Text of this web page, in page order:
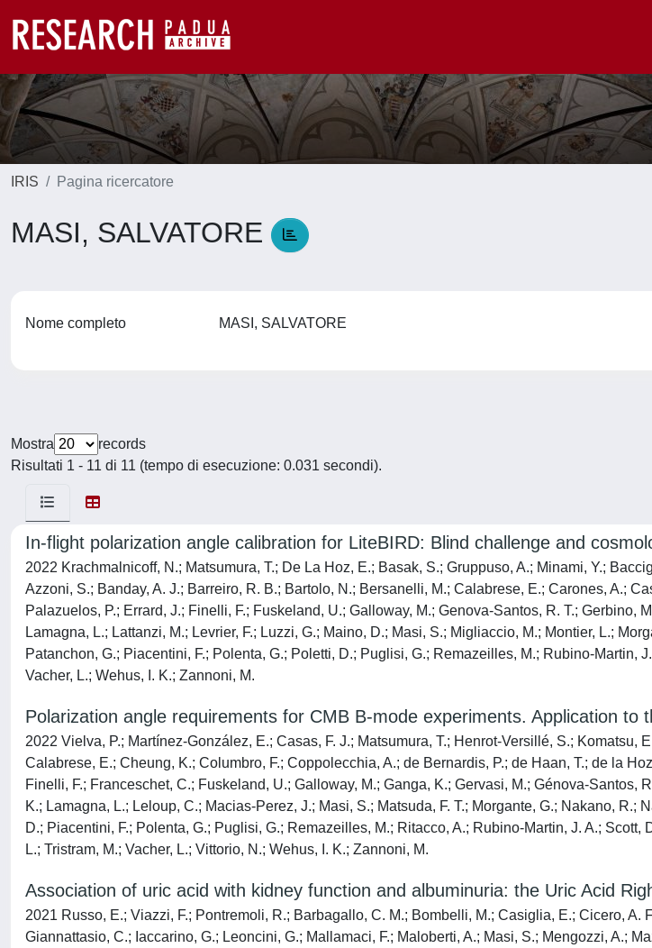
IRIS Pagina ricercatore
MASI, SALVATORE
Nome completo MASI, SALVATORE
Mostra
records
Risultati 1 - 11 di 11 (tempo di esecuzione: 0.031 secondi).
In-flight polarization angle calibration for LiteBIRD: Blind challenge and
2022 Krachmalnicoff, N.; Matsumura, T.; De La Hoz, E.; Basak, S.; Gruppuso, A.; Minami, Y.;
Azzoni, S.; Banday, A. J.; Barreiro, R. B.; Bartolo, N.; Bersanelli, M.; Calabrese, E.; Carones, A.;
Palazuelos, P.; Errard, J.; Finelli, F.; Fuskeland, U.; Galloway, M.; Genova-Santos, R. T.; Gerbino,
Lamagna, L.; Lattanzi, M.; Levrier, F.; Luzzi, G.; Maino, D.; Masi, S.; Migliaccio, M.; Montier, L.;
Patanchon, G.; Piacentini, F.; Polenta, G.; Poletti, D.; Puglisi, G.; Remazeilles, M.; Rubino-Martin,
Vacher, L.; Wehus, I. K.; Zannoni, M.
Polarization angle requirements for CMB B-mode experiments. Application to
2022 Vielva, P.; Martínez-González, E.; Casas, F. J.; Matsumura, T.; Henrot-Versillé, S.;
Calabrese, E.; Cheung, K.; Columbro, F.; Coppolecchia, A.; de Bernardis, P.; de Haan, T.; de la
Finelli, F.; Franceschet, C.; Fuskeland, U.; Galloway, M.; Ganga, K.; Gervasi, M.; Génova-Santos,
K.; Lamagna, L.; Leloup, C.; Macias-Perez, J.; Masi, S.; Matsuda, F. T.; Morgante, G.; Nakano,
D.; Piacentini, F.; Polenta, G.; Puglisi, G.; Remazeilles, M.; Ritacco, A.; Rubino-Martin, J. A.;
L.; Tristram, M.; Vacher, L.; Vittorio, N.; Wehus, I. K.; Zannoni, M.
Association of uric acid with kidney function and albuminuria: the Uric Acid
2021 Russo, E.; Viazzi, F.; Pontremoli, R.; Barbagallo, C. M.; Bombelli, M.; Casiglia, E.; Cicero,
Giannattasio, C.; Iaccarino, G.; Leoncini, G.; Mallamaci, F.; Maloberti, A.; Masi, S.; Mengozzi, A.;